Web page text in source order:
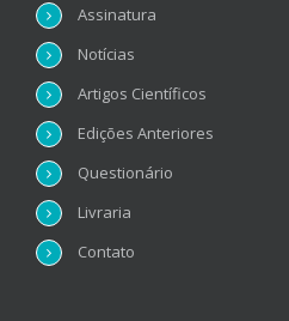
Assinatura
Notícias
Artigos Científicos
Edições Anteriores
Questionário
Livraria
Contato